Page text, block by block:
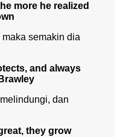
more he realized
semakin dia
and always
dan
they grow